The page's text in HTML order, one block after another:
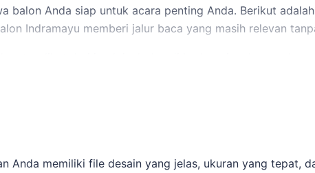
balon Anda siap untuk acara penting Anda. Berikut
Indramayu memberi jalur baca yang masih relevan
akses listrik untuk blower dan ruang yang cukup untuk
internal,
Anda memiliki file desain yang jelas, ukuran yang tepat,